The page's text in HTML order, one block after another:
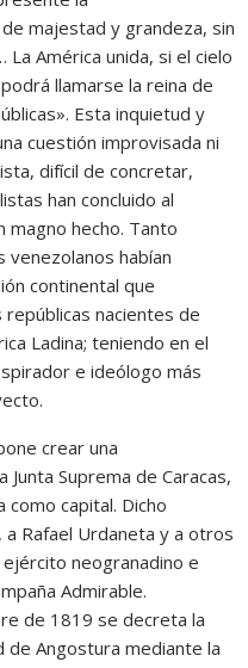
majestad y grandeza, sin
América unida, si el cielo
llamarse la reina de
Esta inquietud y
cuestión improvisada ni
difícil de concretar,
han concluido al
magno hecho. Tanto
habían
continental que
nacientes de
Ladina; teniendo en el
e ideólogo más
crear una
Junta Suprema de Caracas,
como capital. Dicho
Rafael Urdaneta y a otros
neogranadino e
Admirable.
de 1819 se decreta la
de Angostura mediante la